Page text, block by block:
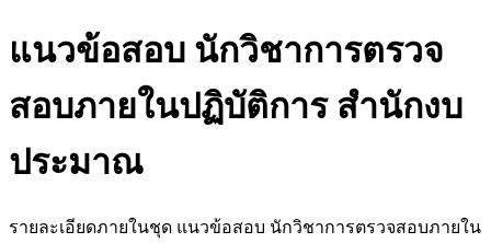
แนวข้อสอบ นักวิชาการตรวจ
สอบภายในปฏิบัติการ สำนักงบ
ประมาณ
รายละเอียดภายในชุด แนวข้อสอบ นักวิชาการตรวจสอบภายใน